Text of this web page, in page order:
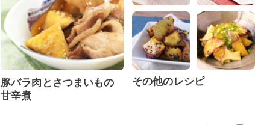
豚バラ肉とさつまいもの
甘辛煮
その他のレシピ